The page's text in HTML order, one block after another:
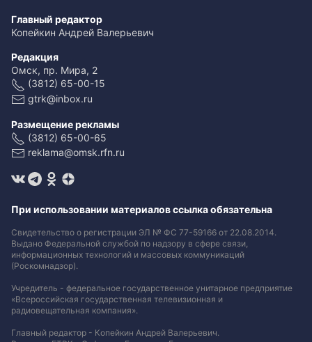
Главный редактор
Копейкин Андрей Валерьевич
Редакция
Омск, пр. Мира, 2
(3812) 65-00-15
gtrk@inbox.ru
Размещение рекламы
(3812) 65-00-65
reklama@omsk.rfn.ru
При использовании материалов ссылка обязательна
Свидетельство о регистрации ЭЛ № ФС 77-59166 от 22.08.2014.
Выдано Федеральной службой по надзору в сфере связи,
информационных технологий и массовых коммуникаций
(Роскомнадзор).
Учредитель - федеральное государственное унитарное предприятие
«Всероссийская государственная телевизионная и
радиовещательная компания».
Главный редактор - Копейкин Андрей Валерьевич.